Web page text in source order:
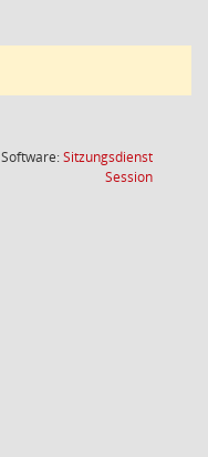
Software:Sitzungsdienst
Session(Wird in